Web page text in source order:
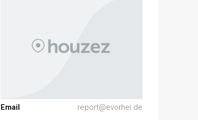
Email report@evorhei.de